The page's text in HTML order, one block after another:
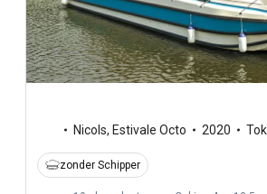
Nicols, Estivale Octo 2020
zonder Schipper